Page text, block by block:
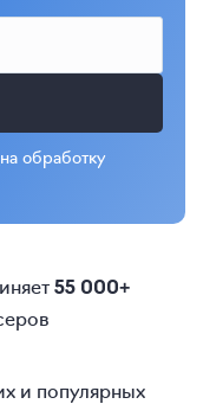
на обработку
55 000+
и популярных